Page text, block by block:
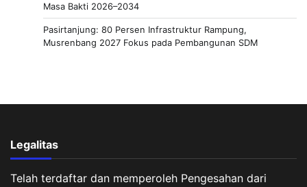
Masa Bakti 2026–2034
Pasirtanjung: 80 Persen Infrastruktur Rampung,
Musrenbang 2027 Fokus pada Pembangunan SDM
Legalitas
Telah terdaftar dan memperoleh Pengesahan dari